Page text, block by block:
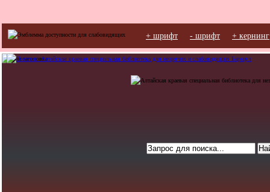
+ кернинг
- шрифт
+ шрифт